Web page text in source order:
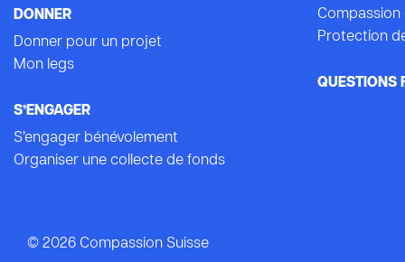
DONNER
Donner pour un projet
Mon legs
S’ENGAGER
S’engager bénévolement
Organiser une collecte de fonds
Compassion
Protection
QUESTIONS
© 2026 Compassion Suisse